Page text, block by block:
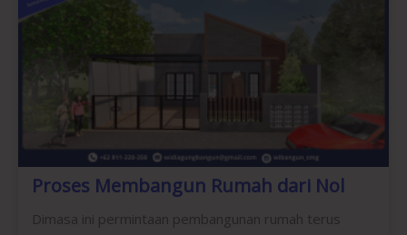
Proses Membangun Rumah dari Nol
Dimasa ini permintaan pembangunan rumah terus